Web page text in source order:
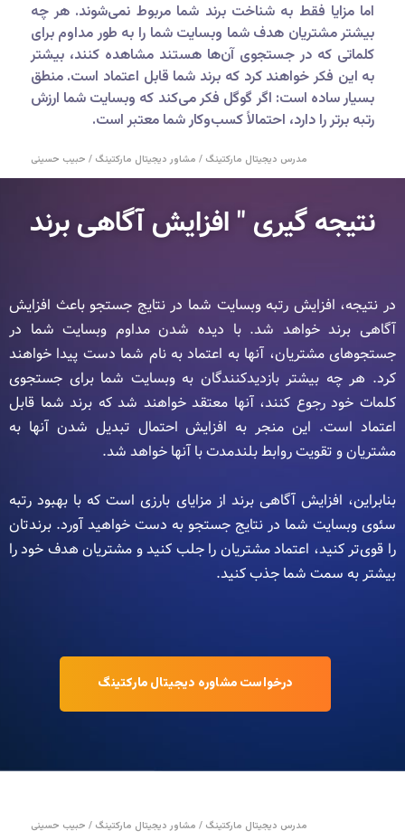
اما مزایا فقط به شناخت برند شما مربوط نمی‌شوند. هر چه
بیشتر مشتریان هدف شما وبسایت شما را به طور مداوم برای
کلماتی که در جستجوی آن‌ها هستند مشاهده کنند، بیشتر
به این فکر خواهند کرد که برند شما قابل اعتماد است. منطق
بسیار ساده است: اگر گوگل فکر می‌کند که وبسایت شما ارزش
رتبه برتر را دارد، احتمالاً کسب‌وکار شما معتبر است.
مدرس دیجیتال مارکتینگ / مشاور دیجیتال مارکتینگ / حبیب حسینی
نتیجه گیری " افزایش آگاهی برند
در نتیجه، افزایش رتبه وبسایت شما در نتایج جستجو باعث افزایش
آگاهی برند خواهد شد. با دیده شدن مداوم وبسایت شما در
جستجوهای مشتریان، آنها به اعتماد به نام شما دست پیدا خواهند
کرد. هر چه بیشتر بازدیدکنندگان به وبسایت شما برای جستجوی
کلمات خود رجوع کنند، آنها معتقد خواهند شد که برند شما قابل
اعتماد است. این منجر به افزایش احتمال تبدیل شدن آنها به
مشتریان و تقویت روابط بلندمدت با آنها خواهد شد.
بنابراین، افزایش آگاهی برند از مزایای بارزی است که با بهبود رتبه
سئوی وبسایت شما در نتایج جستجو به دست خواهید آورد. برندتان
را قوی‌تر کنید، اعتماد مشتریان را جلب کنید و مشتریان هدف خود را
بیشتر به سمت شما جذب کنید.
درخواست مشاوره دیجیتال مارکتینگ
مدرس دیجیتال مارکتینگ / مشاور دیجیتال مارکتینگ / حبیب حسینی